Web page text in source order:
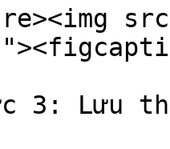
3: Lưu